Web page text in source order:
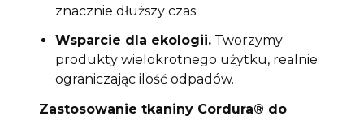
znacznie dłuższy czas.
Wsparcie dla ekologii. Tworzymy
produkty wielokrotnego użytku, realnie
ograniczając ilość odpadów.
Zastosowanie tkaniny Cordura® do